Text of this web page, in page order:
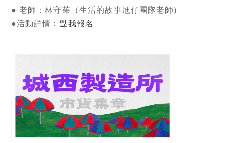
● 老師：林守茱（生活的故事尪仔團隊老師)
●活動詳情：點我報名